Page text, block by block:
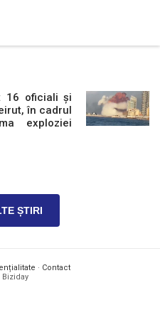
16 oficiali și
în cadrul
exploziei
ȘTIRI
· Contact